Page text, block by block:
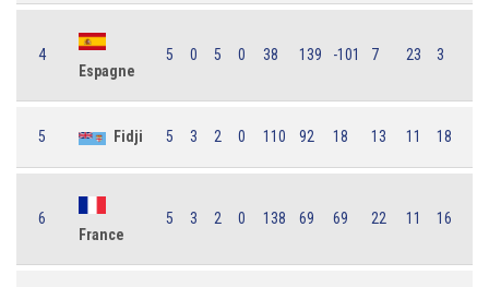
4
Espagne
5 0 5 0 38 139 -101 7 23 3
5 Fidji 5 3 2 0 110 92 18 13 11 18
6
France
5 3 2 0 138 69 69 22 11 16